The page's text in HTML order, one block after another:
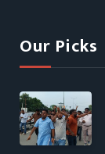
Our Picks